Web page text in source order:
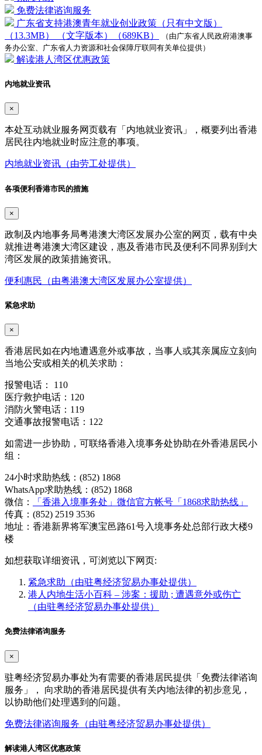
免费法律谘询服务
广东省支持港澳青年就业创业政策（只有中文版）
（13.3MB）
（文字版本）（689KB）
（由广东省人民政府港澳事
务办公室、广东省人力资源和社会保障厅联同有关单位提供）
解读港人湾区优惠政策
内地就业资讯
×
本处互动就业服务网页载有「内地就业资讯」，概要列出香港
居民往内地就业时应注意的事项。
内地就业资讯（由劳工处提供）
各项便利香港市民的措施
×
政制及内地事务局粤港澳大湾区发展办公室的网页，载有中央
就推进粤港澳大湾区建设，惠及香港市民及便利不同界别到大
湾区发展的政策措施资讯。
便利惠民（由粤港澳大湾区发展办公室提供）
紧急求助
×
香港居民如在内地遭遇意外或事故，当事人或其亲属应立刻向
当地公安或相关的机关求助：
报警电话： 110
医疗救护电话：120
消防火警电话：119
交通事故报警电话：122
如需进一步协助，可联络香港入境事务处协助在外香港居民小
组：
24小时求助热线：(852) 1868
WhatsApp求助热线：(852) 1868
微信：
「香港入境事务处」微信官方帐号「1868求助热线」
传真：(852) 2519 3536
地址：香港新界将军澳宝邑路61号入境事务处总部行政大楼9
楼
如想获取详细资讯，可浏览以下网页:
紧急求助（由驻粤经济贸易办事处提供）
港人内地生活小百科 – 涉案：援助 ; 遭遇意外或伤亡
（由驻粤经济贸易办事处提供）
免费法律谘询服务
×
驻粤经济贸易办事处为有需要的香港居民提供「免费法律谘询
服务」， 向求助的香港居民提供有关内地法律的初步意见，
以协助他们处理遇到的问题。
免费法律谘询服务（由驻粤经济贸易办事处提供）
解读港人湾区优惠政策